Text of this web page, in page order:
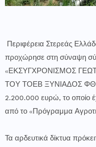
Περιφέρεια Στερεάς
προχώρησε στη σύναψη
«ΕΚΣΥΓΧΡΟΝΙΣΜΟΣ
ΤΟΥ ΤΟΕΒ ΞΥΝΙΑΔΟΣ
2.200.000 ευρώ, το οποίο
από το «Πρόγραμμα
Τα αρδευτικά δίκτυα